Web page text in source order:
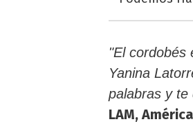
"El cordobés
Yanina
palabras y te
LAM,